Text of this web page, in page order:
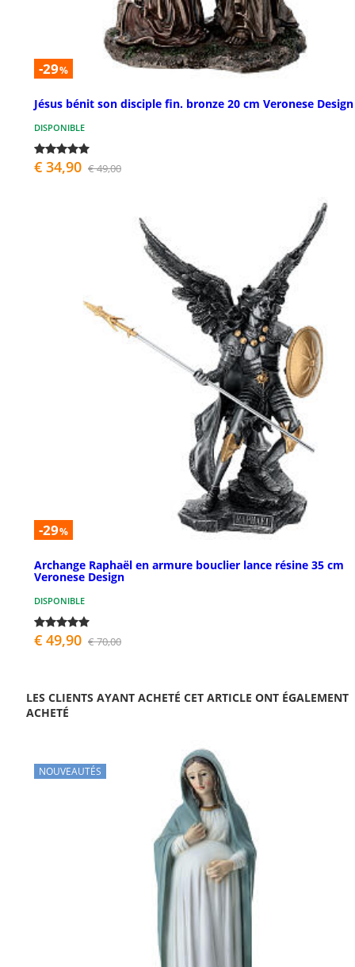
-29%
Jésus bénit son disciple fin. bronze 20 cm Veronese Design
DISPONIBLE
€ 34,90 € 49,00
-29%
Archange Raphaël en armure bouclier lance résine 35 cm
Veronese Design
DISPONIBLE
€ 49,90 € 70,00
LES CLIENTS AYANT ACHETÉ CET ARTICLE ONT ÉGALEMENT
ACHETÉ
NOUVEAUTÉS